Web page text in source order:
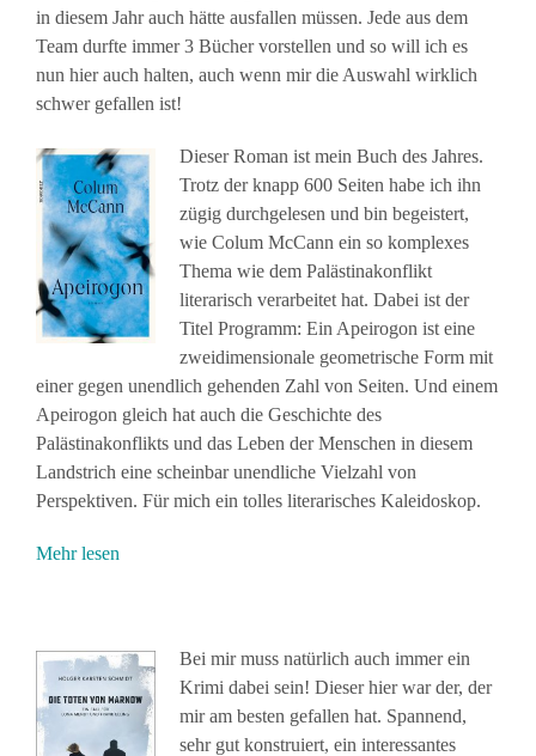
in diesem Jahr auch hätte ausfallen müssen. Jede aus dem
Team durfte immer 3 Bücher vorstellen und so will ich es
nun hier auch halten, auch wenn mir die Auswahl wirklich
schwer gefallen ist!
Dieser Roman ist mein Buch des Jahres.
Trotz der knapp 600 Seiten habe ich ihn
zügig durchgelesen und bin begeistert,
wie Colum McCann ein so komplexes
Thema wie dem Palästinakonflikt
literarisch verarbeitet hat. Dabei ist der
Titel Programm: Ein Apeirogon ist eine
zweidimensionale geometrische Form mit
einer gegen unendlich gehenden Zahl von Seiten. Und einem
Apeirogon gleich hat auch die Geschichte des
Palästinakonflikts und das Leben der Menschen in diesem
Landstrich eine scheinbar unendliche Vielzahl von
Perspektiven. Für mich ein tolles literarisches Kaleidoskop.
Mehr lesen
Bei mir muss natürlich auch immer ein
Krimi dabei sein! Dieser hier war der, der
mir am besten gefallen hat. Spannend,
sehr gut konstruiert, ein interessantes